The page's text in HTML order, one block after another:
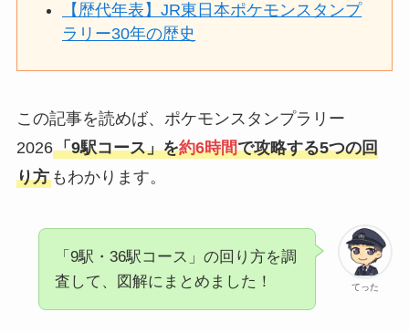
【歴代年表】JR東日本ポケモンスタンプ
ラリー30年の歴史
この記事を読めば、ポケモンスタンプラリー
2026「9駅コース」を約6時間で攻略する5つの回
り方もわかります。
てった
「9駅・36駅コース」の回り方を調
査して、図解にまとめました！